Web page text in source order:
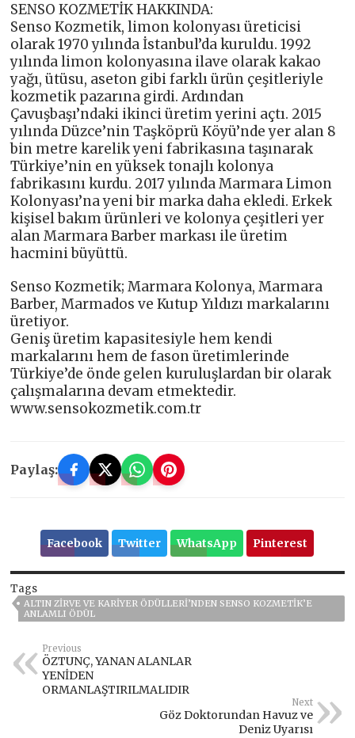
SENSO KOZMETİK HAKKINDA:
Senso Kozmetik, limon kolonyası üreticisi
olarak 1970 yılında İstanbul’da kuruldu. 1992
yılında limon kolonyasına ilave olarak kakao
yağı, ütüsu, aseton gibi farklı ürün çeşitleriyle
kozmetik pazarına girdi. Ardından
Çavuşbaşı’ndaki ikinci üretim yerini açtı. 2015
yılında Düzce’nin Taşköprü Köyü’nde yer alan 8
bin metre karelik yeni fabrikasına taşınarak
Türkiye’nin en yüksek tonajlı kolonya
fabrikasını kurdu. 2017 yılında Marmara Limon
Kolonyası’na yeni bir marka daha ekledi. Erkek
kişisel bakım ürünleri ve kolonya çeşitleri yer
alan Marmara Barber markası ile üretim
hacmini büyüttü.
Senso Kozmetik; Marmara Kolonya, Marmara
Barber, Marmados ve Kutup Yıldızı markalarını
üretiyor.
Geniş üretim kapasitesiyle hem kendi
markalarını hem de fason üretimlerinde
Türkiye’de önde gelen kuruluşlardan bir olarak
çalışmalarına devam etmektedir.
www.sensokozmetik.com.tr
Paylaş:
Facebook Twitter WhatsApp Pinterest
Tags
ALTIN ZIRVE VE KARIYER ÖDÜLLERI’NDEN SENSO KOZMETIK’E
ANLAMLI ÖDÜL
Previous
ÖZTUNÇ, YANAN ALANLAR
YENİDEN
ORMANLAŞTIRILMALIDIR
Next
Göz Doktorundan Havuz ve
Deniz Uyarısı